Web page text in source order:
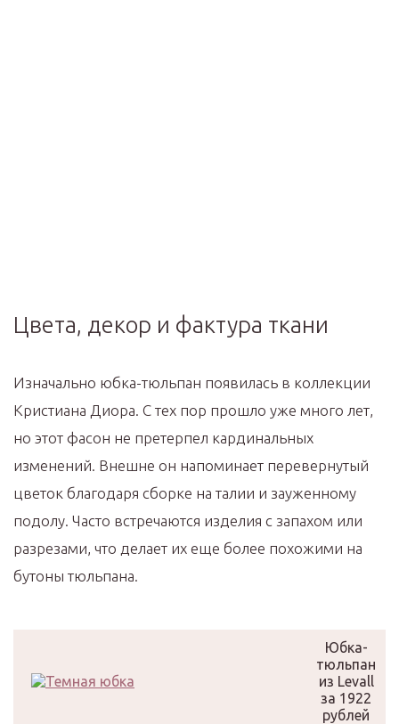
Цвета, декор и фактура ткани
Изначально юбка-тюльпан появилась в коллекции
Кристиана Диора. С тех пор прошло уже много лет,
но этот фасон не претерпел кардинальных
изменений. Внешне он напоминает перевернутый
цветок благодаря сборке на талии и зауженному
подолу. Часто встречаются изделия с запахом или
разрезами, что делает их еще более похожими на
бутоны тюльпана.
Юбка-
тюльпан
из Levall
за 1922
рублей